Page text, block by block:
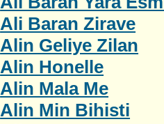
Ali Baran Zirave
Alin Geliye Zilan
Alin Honelle
Alin Mala Me
Alin Min Bihisti